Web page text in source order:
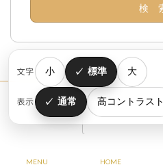
文字 小 標準 大
表示 通常 高コントラスト
MENU
HOME